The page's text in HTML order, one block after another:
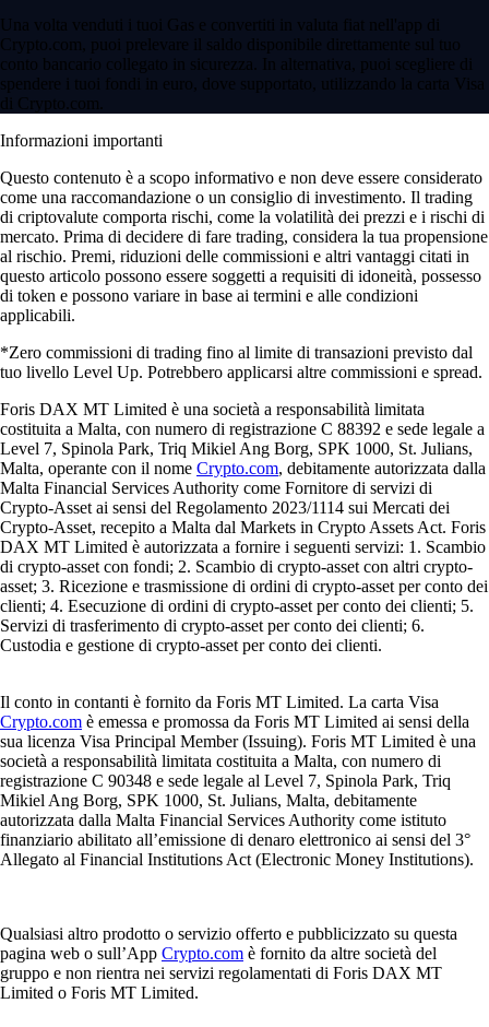
Una volta venduti i tuoi Gas e convertiti in valuta fiat nell'app di
Crypto.com, puoi prelevare il saldo disponibile direttamente sul tuo
conto bancario collegato in sicurezza. In alternativa, puoi scegliere di
spendere i tuoi fondi in euro, dove supportato, utilizzando la carta Visa
di Crypto.com.
Informazioni importanti
Questo contenuto è a scopo informativo e non deve essere considerato
come una raccomandazione o un consiglio di investimento. Il trading
di criptovalute comporta rischi, come la volatilità dei prezzi e i rischi di
mercato. Prima di decidere di fare trading, considera la tua propensione
al rischio. Premi, riduzioni delle commissioni e altri vantaggi citati in
questo articolo possono essere soggetti a requisiti di idoneità, possesso
di token e possono variare in base ai termini e alle condizioni
applicabili.
*Zero commissioni di trading fino al limite di transazioni previsto dal
tuo livello Level Up. Potrebbero applicarsi altre commissioni e spread.
Foris DAX MT Limited è una società a responsabilità limitata
costituita a Malta, con numero di registrazione C 88392 e sede legale a
Level 7, Spinola Park, Triq Mikiel Ang Borg, SPK 1000, St. Julians,
Malta, operante con il nome Crypto.com, debitamente autorizzata dalla
Malta Financial Services Authority come Fornitore di servizi di
Crypto-Asset ai sensi del Regolamento 2023/1114 sui Mercati dei
Crypto-Asset, recepito a Malta dal Markets in Crypto Assets Act. Foris
DAX MT Limited è autorizzata a fornire i seguenti servizi: 1. Scambio
di crypto-asset con fondi; 2. Scambio di crypto-asset con altri crypto-
asset; 3. Ricezione e trasmissione di ordini di crypto-asset per conto dei
clienti; 4. Esecuzione di ordini di crypto-asset per conto dei clienti; 5.
Servizi di trasferimento di crypto-asset per conto dei clienti; 6.
Custodia e gestione di crypto-asset per conto dei clienti.
Il conto in contanti è fornito da Foris MT Limited. La carta Visa
Crypto.com è emessa e promossa da Foris MT Limited ai sensi della
sua licenza Visa Principal Member (Issuing). Foris MT Limited è una
società a responsabilità limitata costituita a Malta, con numero di
registrazione C 90348 e sede legale al Level 7, Spinola Park, Triq
Mikiel Ang Borg, SPK 1000, St. Julians, Malta, debitamente
autorizzata dalla Malta Financial Services Authority come istituto
finanziario abilitato all’emissione di denaro elettronico ai sensi del 3°
Allegato al Financial Institutions Act (Electronic Money Institutions).
Qualsiasi altro prodotto o servizio offerto e pubblicizzato su questa
pagina web o sull’App Crypto.com è fornito da altre società del
gruppo e non rientra nei servizi regolamentati di Foris DAX MT
Limited o Foris MT Limited.